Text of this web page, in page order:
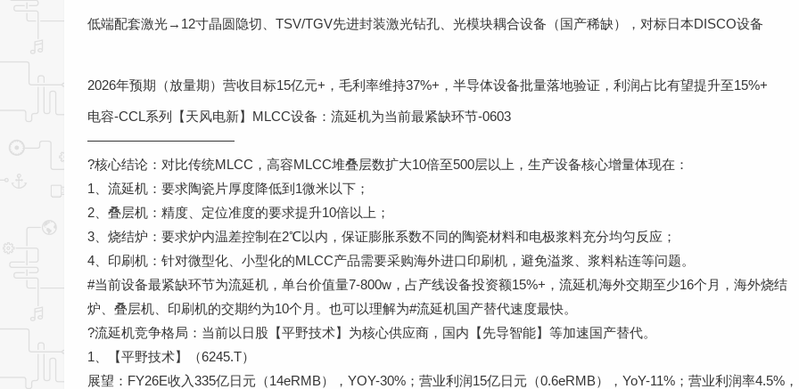
低端配套激光→12寸晶圆隐切、TSV/TGV先进封装激光钻孔、光模块耦合设备（国产稀缺），对标日本DISCO设备
2026年预期（放量期）营收目标15亿元+，毛利率维持37%+，半导体设备批量落地验证，利润占比有望提升至15%+
电容-CCL系列【天风电新】MLCC设备：流延机为当前最紧缺环节-0603
———————————
?核心结论：对比传统MLCC，高容MLCC堆叠层数扩大10倍至500层以上，生产设备核心增量体现在：
1、流延机：要求陶瓷片厚度降低到1微米以下；
2、叠层机：精度、定位准度的要求提升10倍以上；
3、烧结炉：要求炉内温差控制在2℃以内，保证膨胀系数不同的陶瓷材料和电极浆料充分均匀反应；
4、印刷机：针对微型化、小型化的MLCC产品需要采购海外进口印刷机，避免溢浆、浆料粘连等问题。
#当前设备最紧缺环节为流延机，单台价值量7-800w，占产线设备投资额15%+，流延机海外交期至少16个月，海外烧结
炉、叠层机、印刷机的交期约为10个月。也可以理解为#流延机国产替代速度最快。
?流延机竞争格局：当前以日股【平野技术】为核心供应商，国内【先导智能】等加速国产替代。
1、【平野技术】（6245.T）
展望：FY26E收入335亿日元（14eRMB），YOY-30%；营业利润15亿日元（0.6eRMB），YoY-11%；营业利润率4.5%，